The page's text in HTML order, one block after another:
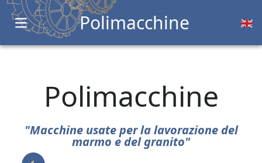
Open main menuPolimacchine
Polimacchine
"Macchine usate per la lavorazione del
marmo e del granito"